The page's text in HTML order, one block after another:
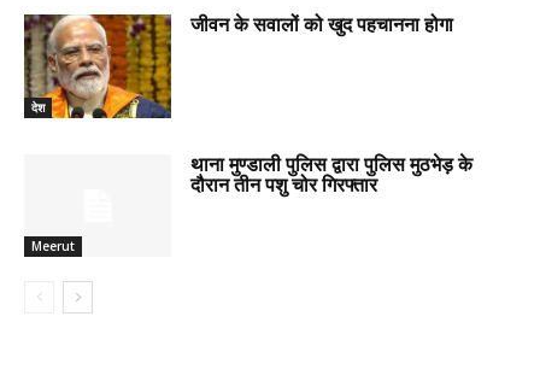
देश
जीवन के सवालों को खुद पहचानना होगा
Meerut
थाना मुण्डाली पुलिस द्वारा पुलिस मुठभेड़ के
दौरान तीन पशु चोर गिरफ्तार